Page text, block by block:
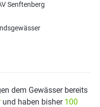
Senftenberg
dem Gewässer bereits
und haben bisher 100